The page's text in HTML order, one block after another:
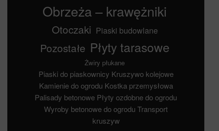
Obrzeża – krawężniki
Otoczaki Piaski budowlane
Pozostałe Płyty tarasowe
Żwiry płukane
Piaski do piaskownicy Kruszywo kolejowe
Kamienie do ogrodu Kostka przemysłowa
Palisady betonowe Płyty ozdobne do ogrodu
Wyroby betonowe do ogrodu Transport
kruszyw